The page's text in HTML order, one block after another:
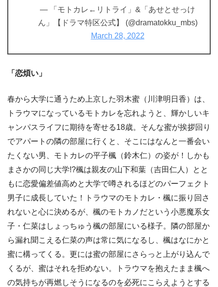
— 「モトカレ←リトライ」&「あせとせっけ
ん」【ドラマ特区公式】 (@dramatokku_mbs)
March 28, 2022
「恋煩い」
春から大学に通うため上京した羽木蜜（川津明日香）は、
トラウマになっているモトカレを忘れようと、輝かしいキ
ャンパスライフに期待を寄せる18歳。そんな蜜が挨拶回り
でアパートの隣の部屋に行くと、そこにはなんと一番会い
たくない男、モトカレの平子楓（鈴木仁）の姿が！しかも
まさかの同じ大学!?楓は親友の山下和葉（吉田仁人）とと
もに恋愛偏差値高めと大学で噂されるほどのパーフェクト
男子に成長していた！トラウマのモトカレ・楓に振り回さ
れないと心に決めるが、楓のモトカノだという小悪魔系女
子・仁菜はしょっちゅう楓の部屋にいる様子。隣の部屋か
ら漏れ聞こえる仁菜の声は常に気になるし、楓はなにかと
蜜に構ってくる。更には蜜の部屋にさらっと上がり込んで
くるが、蜜はそれを拒めない。トラウマを抱えたまま楓へ
の気持ちが再燃しそうになるのを必死にこらえようとする